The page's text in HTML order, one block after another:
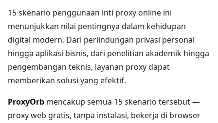
15 skenario penggunaan inti proxy online ini
menunjukkan nilai pentingnya dalam kehidupan
digital modern. Dari perlindungan privasi personal
hingga aplikasi bisnis, dari penelitian akademik hingga
pengembangan teknis, layanan proxy dapat
memberikan solusi yang efektif.
ProxyOrb mencakup semua 15 skenario tersebut —
proxy web gratis, tanpa instalasi, bekerja di browser